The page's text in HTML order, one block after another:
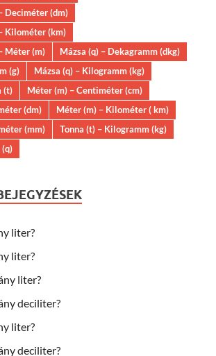
Deciméter (dm)
Kilométer (km)
Méter (m)
Mázsa (q) – Dekagramm (dkg)
(g)
Mázsa (q) – Kilogramm (kg)
(t)
Méter (m) – Centiméter (cm)
(dm)
Méter (m) – Kilométer ( km)
(mm)
Tonna (t) – Kilogramm (kg)
(q)
liter?
liter?
liter?
deciliter?
liter?
deciliter?